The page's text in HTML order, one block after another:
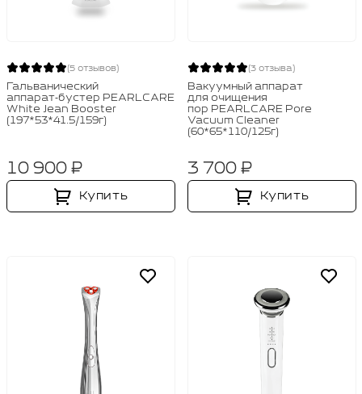
ЭТАП 04
Кремы для лица
Уход для зоны вокруг глаз
Уход за шеей и декольте
ЭТАП 05
Увлажняющие маски
(5 отзывов)
Гальванический
аппарат‑бустер PEARLCARE
White Jean Booster
(197*53*41.5/159г)
10 900 ₽
Купить
(3 отзыва)
Вакуумный аппарат
для очищения
пор PEARLCARE Pore
Vacuum Cleaner
(60*65*110/125г)
3 700 ₽
Купить